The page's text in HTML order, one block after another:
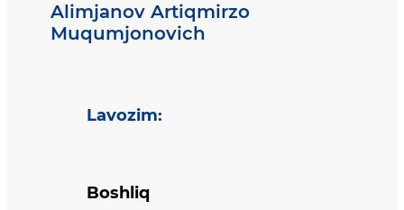
Alimjanov Artiqmirzo
Muqumjonovich
Lavozim:
Boshliq